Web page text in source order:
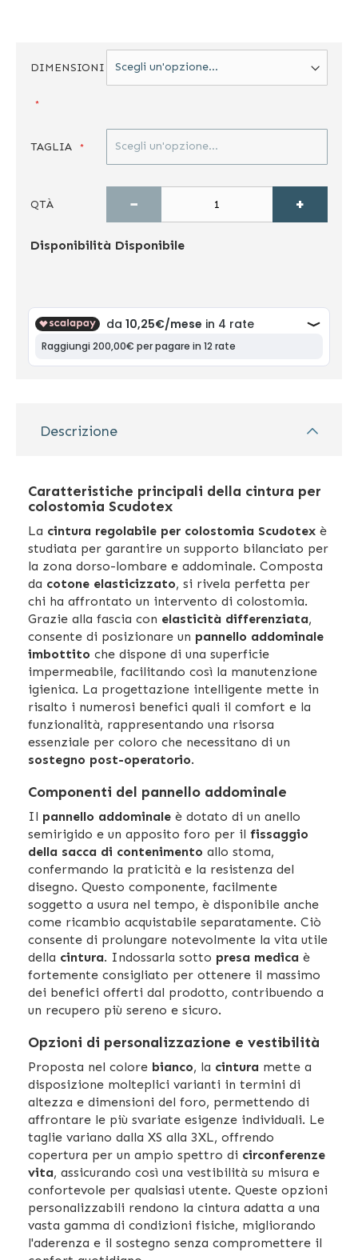
DIMENSIONI
TAGLIA
QTÀ − +
Disponibilità Disponibile
Descrizione
Caratteristiche principali della cintura per
colostomia Scudotex
La cintura regolabile per colostomia Scudotex è
studiata per garantire un supporto bilanciato per
la zona dorso-lombare e addominale. Composta
da cotone elasticizzato, si rivela perfetta per
chi ha affrontato un intervento di colostomia.
Grazie alla fascia con elasticità differenziata,
consente di posizionare un pannello addominale
imbottito che dispone di una superficie
impermeabile, facilitando così la manutenzione
igienica. La progettazione intelligente mette in
risalto i numerosi benefici quali il comfort e la
funzionalità, rappresentando una risorsa
essenziale per coloro che necessitano di un
sostegno post-operatorio.
Componenti del pannello addominale
Il pannello addominale è dotato di un anello
semirigido e un apposito foro per il fissaggio
della sacca di contenimento allo stoma,
confermando la praticità e la resistenza del
disegno. Questo componente, facilmente
soggetto a usura nel tempo, è disponibile anche
come ricambio acquistabile separatamente. Ciò
consente di prolungare notevolmente la vita utile
della cintura. Indossarla sotto presa medica è
fortemente consigliato per ottenere il massimo
dei benefici offerti dal prodotto, contribuendo a
un recupero più sereno e sicuro.
Opzioni di personalizzazione e vestibilità
Proposta nel colore bianco, la cintura mette a
disposizione molteplici varianti in termini di
altezza e dimensioni del foro, permettendo di
affrontare le più svariate esigenze individuali. Le
taglie variano dalla XS alla 3XL, offrendo
copertura per un ampio spettro di circonferenze
vita, assicurando così una vestibilità su misura e
confortevole per qualsiasi utente. Queste opzioni
personalizzabili rendono la cintura adatta a una
vasta gamma di condizioni fisiche, migliorando
l'aderenza e il sostegno senza compromettere il